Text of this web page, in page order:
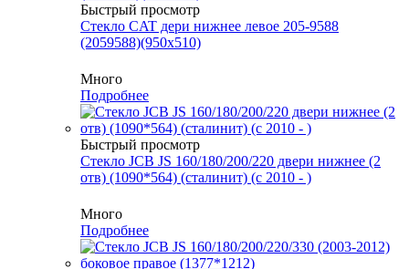
Быстрый просмотр
Стекло CAT дери нижнее левое 205-9588
(2059588)(950х510)
Много
Подробнее
Быстрый просмотр
Стекло JCB JS 160/180/200/220 двери нижнее (2
отв) (1090*564) (сталинит) (с 2010 - )
Много
Подробнее